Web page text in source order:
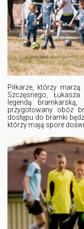
Piłkarze, którzy
Szczęsnego,
legendą
przygotowany obóz
dostępu do bramki
którzy mają spore